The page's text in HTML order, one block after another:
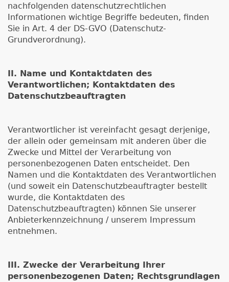
nachfolgenden datenschutzrechtlichen
Informationen wichtige Begriffe bedeuten, finden
Sie in Art. 4 der DS-GVO (Datenschutz-
Grundverordnung).
II. Name und Kontaktdaten des
Verantwortlichen; Kontaktdaten des
Datenschutzbeauftragten
Verantwortlicher ist vereinfacht gesagt derjenige,
der allein oder gemeinsam mit anderen über die
Zwecke und Mittel der Verarbeitung von
personenbezogenen Daten entscheidet. Den
Namen und die Kontaktdaten des Verantwortlichen
(und soweit ein Datenschutzbeauftragter bestellt
wurde, die Kontaktdaten des
Datenschutzbeauftragten) können Sie unserer
Anbieterkennzeichnung / unserem Impressum
entnehmen.
III. Zwecke der Verarbeitung Ihrer
personenbezogenen Daten; Rechtsgrundlagen